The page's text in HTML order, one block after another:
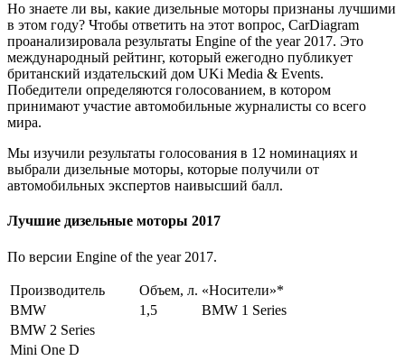
Но знаете ли вы, какие дизельные моторы признаны лучшими
в этом году? Чтобы ответить на этот вопрос, CarDiagram
проанализировала результаты Engine of the year 2017. Это
международный рейтинг, который ежегодно публикует
британский издательский дом UKi Media & Events.
Победители определяются голосованием, в котором
принимают участие автомобильные журналисты со всего
мира.
Мы изучили результаты голосования в 12 номинациях и
выбрали дизельные моторы, которые получили от
автомобильных экспертов наивысший балл.
Лучшие дизельные моторы 2017
По версии Engine of the year 2017.
Производитель Объем, л. «Носители»*
BMW
1,5
BMW 1 Series
BMW 2 Series
Mini One D